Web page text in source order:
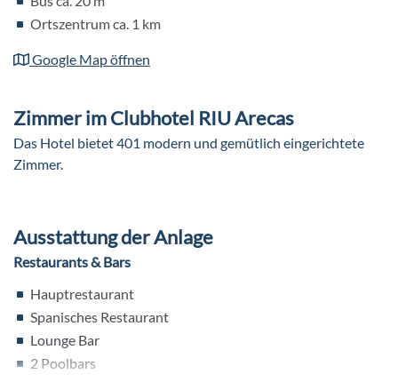
Ortszentrum ca. 1 km
Google Map öffnen
Zimmer im Clubhotel RIU Arecas
Das Hotel bietet 401 modern und gemütlich eingerichtete
Zimmer.
Ausstattung der Anlage
Restaurants & Bars
Hauptrestaurant
Spanisches Restaurant
Lounge Bar
2 Poolbars